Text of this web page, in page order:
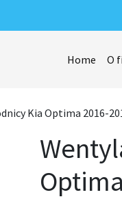
Home O
Kia Optima 2016-